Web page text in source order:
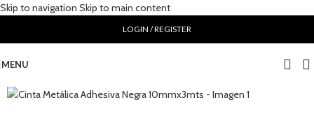
Skip to navigation Skip to main content
LOGIN / REGISTER
MENU